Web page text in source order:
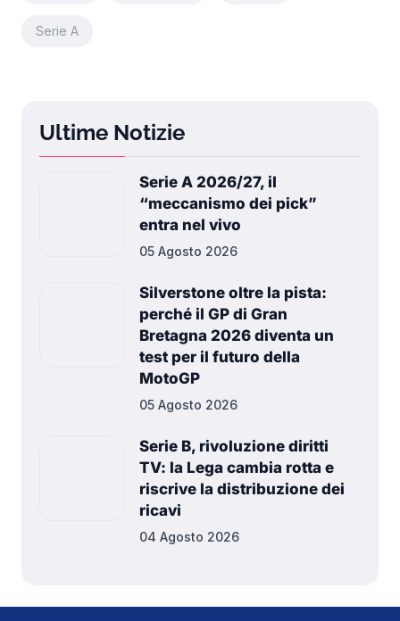
Serie A
Ultime Notizie
Serie A 2026/27, il
“meccanismo dei pick”
entra nel vivo
05 Agosto 2026
Silverstone oltre la pista:
perché il GP di Gran
Bretagna 2026 diventa un
test per il futuro della
MotoGP
05 Agosto 2026
Serie B, rivoluzione diritti
TV: la Lega cambia rotta e
riscrive la distribuzione dei
ricavi
04 Agosto 2026